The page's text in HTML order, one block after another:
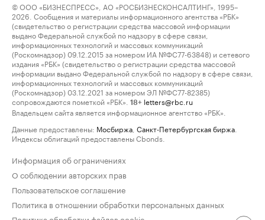
© ООО «БИЗНЕСПРЕСС», АО «РОСБИЗНЕСКОНСАЛТИНГ», 1995–
2026. Сообщения и материалы информационного агентства «РБК»
(свидетельство о регистрации средства массовой информации
выдано Федеральной службой по надзору в сфере связи,
информационных технологий и массовых коммуникаций
(Роскомнадзор) 09.12.2015 за номером ИА №ФС77-63848) и сетевого
издания «РБК» (свидетельство о регистрации средства массовой
информации выдано Федеральной службой по надзору в сфере связи,
информационных технологий и массовых коммуникаций
(Роскомнадзор) 03.12.2021 за номером ЭЛ №ФС77-82385)
сопровождаются пометкой «РБК».
18+ letters@rbc.ru
Владельцем сайта является информационное агентство «РБК».
Данные предоставлены: Мосбиржа Санкт-Петербургская биржа
Индексы облигаций предоставлены Cbonds.
Информация об ограничениях
О соблюдении авторских прав
Пользовательское соглашение
Политика в отношении обработки персональных данных